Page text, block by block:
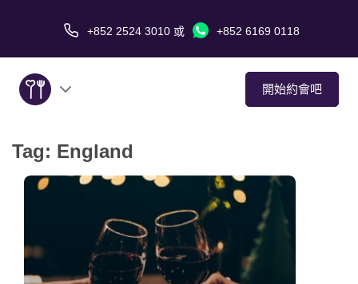
+852 2524 3010 或 +852 6169 0118
開始約會吧
關於我們
服務
傳媒報導
Tag: England